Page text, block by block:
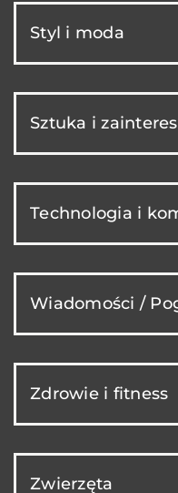
Styl i moda
Sztuka i
Technologia i
Wiadomości /
Zdrowie i fitness
Zwierzęta